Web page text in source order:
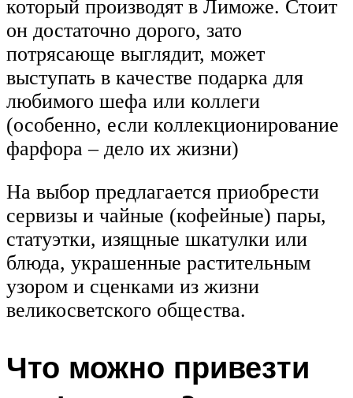
который производят в Лиможе. Стоит
он достаточно дорого, зато
потрясающе выглядит, может
выступать в качестве подарка для
любимого шефа или коллеги
(особенно, если коллекционирование
фарфора – дело их жизни)
На выбор предлагается приобрести
сервизы и чайные (кофейные) пары,
статуэтки, изящные шкатулки или
блюда, украшенные растительным
узором и сценками из жизни
великосветского общества.
Что можно привезти